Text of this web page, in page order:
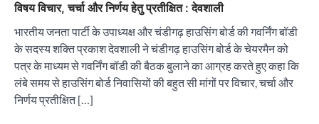
विषय विचार, चर्चा और निर्णय हेतु प्रतीक्षित : देवशाली
भारतीय जनता पार्टी के उपाध्यक्ष और चंडीगढ़ हाउसिंग बोर्ड की गवर्निंग बॉडी
के सदस्य शक्ति प्रकाश देवशाली ने चंडीगढ़ हाउसिंग बोर्ड के चेयरमैन को
पत्र के माध्यम से गवर्निंग बॉडी की बैठक बुलाने का आग्रह करते हुए कहा कि
लंबे समय से हाउसिंग बोर्ड निवासियों की बहुत सी मांगों पर विचार, चर्चा और
निर्णय प्रतीक्षित […]
इमरान प्रतापगढ़ी के जन्मदिन पर सेवा का संदेश, हैप्पी
मलिक ने लगाया रक्तदान शिविर ! 181 यूनिट रक्तदान
एकत्रित हुआ
City uday August 10, 2026